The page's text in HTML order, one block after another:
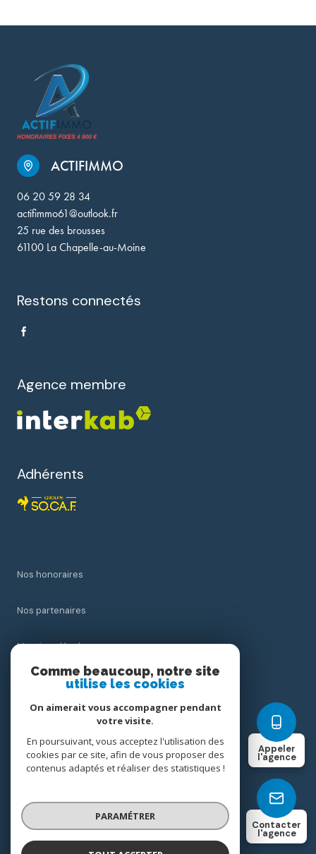
Appeler
l'agence
Contacter
l'agence
ACTIFIMMO
06 20 59 28 34
actifimmo61@outlook.fr
25 rue des brousses
61100 La Chapelle-au-Moine
Restons connectés
Agence membre
Adhérents
Nos honoraires
Nos partenaires
Mentions légales
Cookies
© 2026 | Tous droits réservés
Réalisé par
Comme beaucoup, notre site
utilise les cookies
On aimerait vous accompagner pendant
votre visite.
En poursuivant, vous acceptez l'utilisation des
cookies par ce site, afin de vous proposer des
contenus adaptés et réaliser des statistiques !
PARAMÉTRER